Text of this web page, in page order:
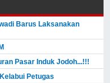
Barus Laksanakan
Pasar Induk Jodoh...!!!
Petugas